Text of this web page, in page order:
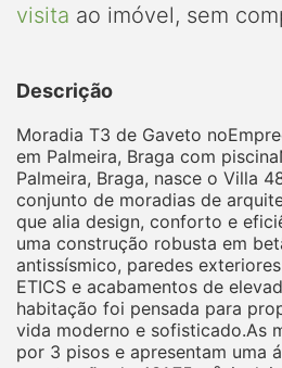
visita ao imóvel, sem
Descrição
Moradia T3 de Gaveto
em Palmeira, Braga com
Palmeira, Braga, nasce o Villa
conjunto de moradias de
que alia design, conforto e
uma construção robusta em
antissísmico, paredes
ETICS e acabamentos de
habitação foi pensada para
vida moderno e sofisticado.As
por 3 pisos e apresentam uma